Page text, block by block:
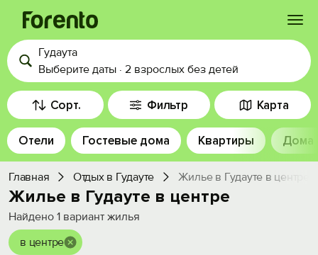
Войти
Избранное
История просмотра
Добавить свой объект
Гудаута
Выберите даты · 2 взрослых без детей
Сорт. Фильтр Карта
Отели Гостевые дома Квартиры Дома
Главная Отдых в Гудауте Жилье в Гудауте в центре
Жилье в Гудауте в центре
Найдено 1 вариант жилья
в центре